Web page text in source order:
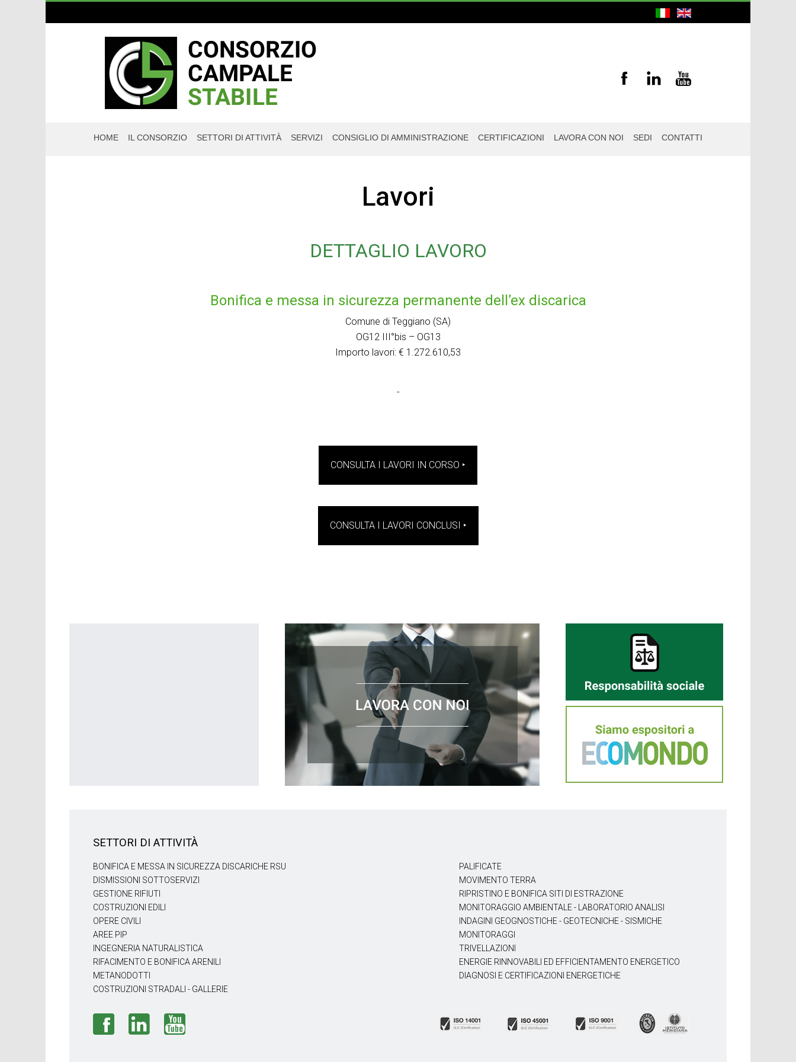
HOME IL CONSORZIO SETTORI DI ATTIVITÀ SERVIZI CONSIGLIO DI AMMINISTRAZIONE CERTIFICAZIONI LAVORA CON NOI SEDI CONTATTI
Lavori
DETTAGLIO LAVORO
Bonifica e messa in sicurezza permanente dell’ex discarica
Comune di Teggiano (SA)
OG12 III°bis – OG13
Importo lavori: € 1.272.610,53
-
CONSULTA I LAVORI IN CORSO ‣
CONSULTA I LAVORI CONCLUSI ‣
SETTORI DI ATTIVITÀ
BONIFICA E MESSA IN SICUREZZA DISCARICHE RSU
DISMISSIONI SOTTOSERVIZI
GESTIONE RIFIUTI
COSTRUZIONI EDILI
OPERE CIVILI
AREE PIP
INGEGNERIA NATURALISTICA
RIFACIMENTO E BONIFICA ARENILI
METANODOTTI
COSTRUZIONI STRADALI - GALLERIE
PALIFICATE
MOVIMENTO TERRA
RIPRISTINO E BONIFICA SITI DI ESTRAZIONE
MONITORAGGIO AMBIENTALE - LABORATORIO ANALISI
INDAGINI GEOGNOSTICHE - GEOTECNICHE - SISMICHE
MONITORAGGI
TRIVELLAZIONI
ENERGIE RINNOVABILI ED EFFICIENTAMENTO ENERGETICO
DIAGNOSI E CERTIFICAZIONI ENERGETICHE